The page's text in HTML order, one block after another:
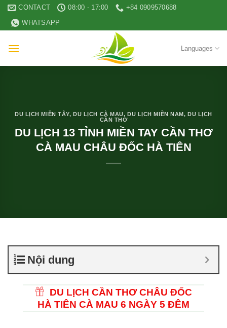
Skip
content
CONTACT 08:00 - 17:00
+84 0909570688
WHATSAPP
Languages
DU LỊCH MIỀN TÂY,DU LỊCH CÀ MAU,DU LỊCH MIỀN NAM,DU LỊCH
CẦN THƠ
DU LỊCH 13 TỈNH MIỀN TAY CẦN THƠ
CÀ MAU CHÂU ĐỐC HÀ TIÊN
Nội dung
DU LỊCH CẦN THƠ CHÂU ĐỐC
HÀ TIÊN CÀ MAU 6 NGÀY 5 ĐÊM